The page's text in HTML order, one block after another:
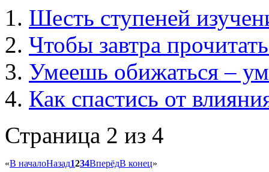
Шесть ступеней
Чтобы завтра
Умеешь обижаться –
Как спастись от
Страница 2 из 4
«В началоНазад1234ВперёдВ конец»